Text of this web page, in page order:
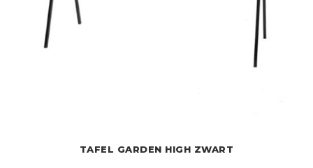
TAFEL GARDEN HIGH ZWART